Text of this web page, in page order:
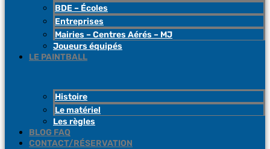
BDE – Écoles
Entreprises
Mairies – Centres Aérés – MJ
Joueurs équipés
LE PAINTBALL
Histoire
Le matériel
Les règles
BLOG FAQ
CONTACT/RÉSERVATION